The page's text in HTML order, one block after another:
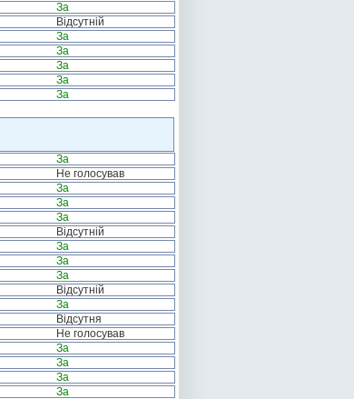
За
Відсутній
За
За
За
За
За
За
Не голосував
За
За
За
Відсутній
За
За
За
Відсутній
За
Відсутня
Не голосував
За
За
За
За